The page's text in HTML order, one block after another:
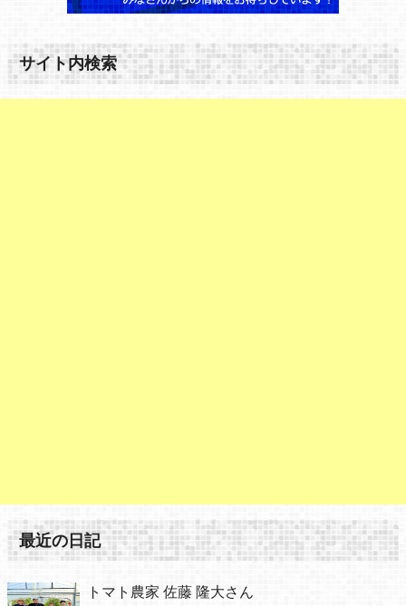
サイト内検索
最近の日記
トマト農家 佐藤 隆大さん